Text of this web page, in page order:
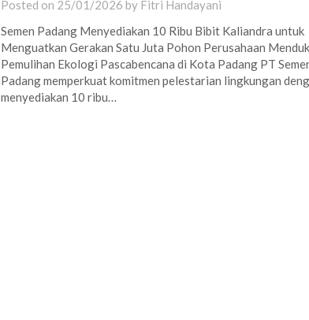
Posted on 25/01/2026 by Fitri Handayani
Semen Padang Menyediakan 10 Ribu Bibit Kaliandra untuk
Menguatkan Gerakan Satu Juta Pohon Perusahaan
Pemulihan Ekologi Pascabencana di Kota Padang PT
Padang memperkuat komitmen pelestarian lingkungan
menyediakan 10 ribu…